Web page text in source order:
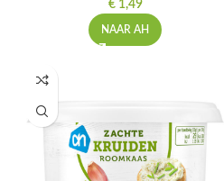
€1,49
NAAR AH